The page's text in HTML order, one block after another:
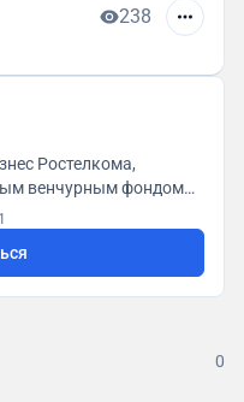
238
Ростелкома,
венчурным фондом
ФРИИ.
#ии Пишите
в Макс: http://bit.ly/4unwp5X
0